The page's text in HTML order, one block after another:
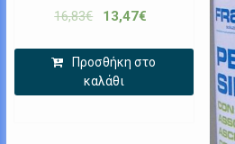
16,83€ 13,47€
Προσθήκη στο
καλάθι